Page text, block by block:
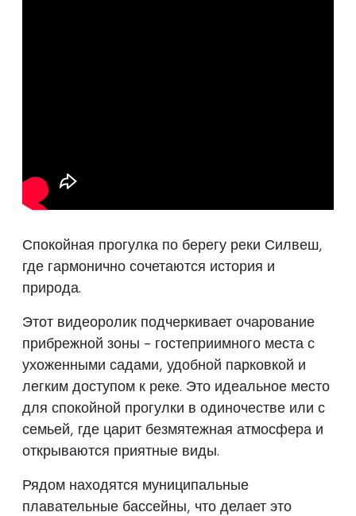
Спокойная прогулка по берегу реки Силвеш,
где гармонично сочетаются история и
природа.
Этот видеоролик подчеркивает очарование
прибрежной зоны - гостеприимного места с
ухоженными садами, удобной парковкой и
легким доступом к реке. Это идеальное место
для спокойной прогулки в одиночестве или с
семьей, где царит безмятежная атмосфера и
открываются приятные виды.
Рядом находятся муниципальные
плавательные бассейны, что делает это